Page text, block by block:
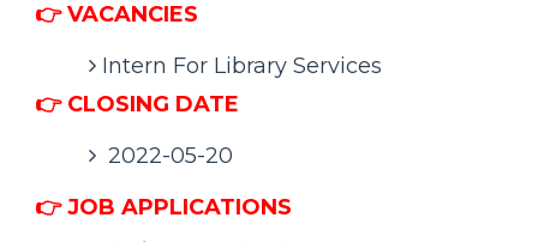
👉 VACANCIES
Intern For Library Services
👉 CLOSING DATE
2022-05-20
👉JOB APPLICATIONS